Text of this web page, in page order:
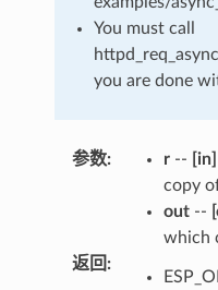
You must call
you are done
参数: r-- [in]
copy
out--
which
返回 :